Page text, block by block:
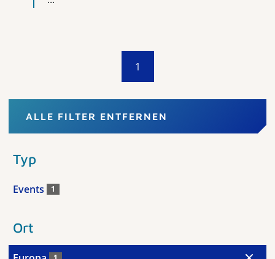
1
ALLE FILTER ENTFERNEN
Typ
Events 1
Ort